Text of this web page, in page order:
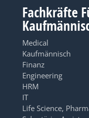
Fachkräfte
Medical
Kaufmännisch
Finanz
Engineering
HRM
IT
Life Science,